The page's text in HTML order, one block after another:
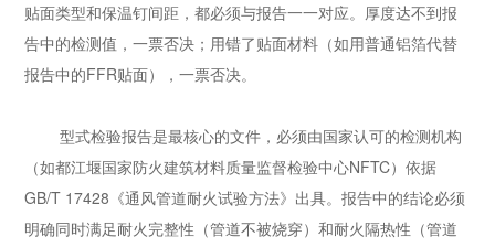
贴面类型和保温钉间距，都必须与报告一一对应。厚度达不到报
告中的检测值，一票否决；用错了贴面材料（如用普通铝箔代替
报告中的FFR贴面），一票否决。
型式检验报告是最核心的文件，必须由国家认可的检测机构
（如都江堰国家防火建筑材料质量监督检验中心NFTC）依据
GB/T 17428《通风管道耐火试验方法》出具。报告中的结论必须
明确同时满足耐火完整性（管道不被烧穿）和耐火隔热性（管道